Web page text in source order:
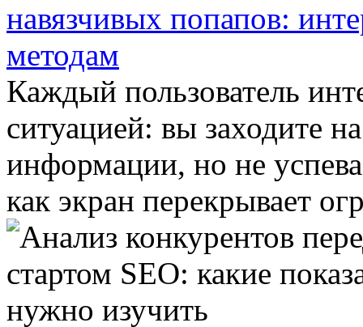
навязчивых попапов:
методам
Каждый пользователь
ситуацией: вы заходите
информации, но не
как экран перекрывает